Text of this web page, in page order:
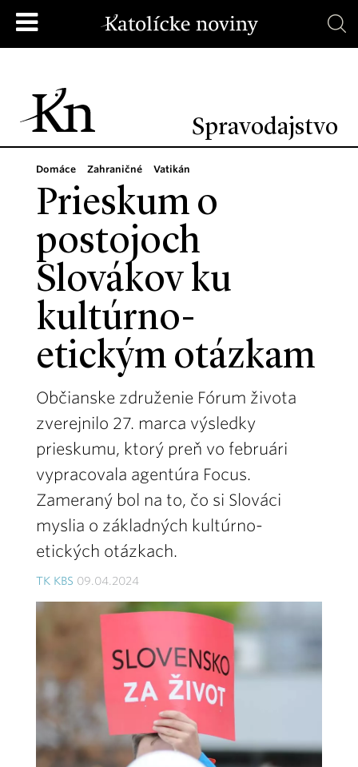
Spravodajstvo
Domáce Zahraničné Vatikán
Prieskum o
postojoch
Slovákov ku
kultúrno-
etickým otázkam
Občianske združenie Fórum života
zverejnilo 27. marca výsledky
prieskumu, ktorý preň vo februári
vypracovala agentúra Focus.
Zameraný bol na to, čo si Slováci
myslia o základných kultúrno-
etických otázkach.
TK KBS 09.04.2024